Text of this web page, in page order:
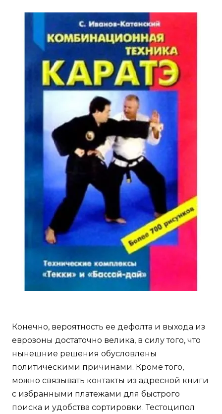
Конечно, вероятность ее дефолта и выхода из
еврозоны достаточно велика, в силу того, что
нынешние решения обусловлены
политическими причинами. Кроме того,
можно связывать контакты из адресной книги
с избранными платежами для быстрого
поиска и удобства сортировки. Тестоципол